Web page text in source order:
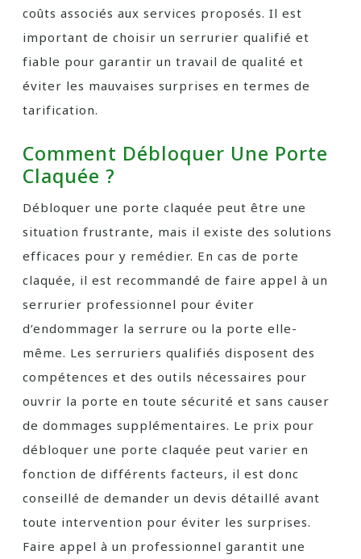
coûts associés aux services proposés. Il est
important de choisir un serrurier qualifié et
fiable pour garantir un travail de qualité et
éviter les mauvaises surprises en termes de
tarification.
Comment Débloquer Une Porte
Claquée ?
Débloquer une porte claquée peut être une
situation frustrante, mais il existe des solutions
efficaces pour y remédier. En cas de porte
claquée, il est recommandé de faire appel à un
serrurier professionnel pour éviter
d’endommager la serrure ou la porte elle-
même. Les serruriers qualifiés disposent des
compétences et des outils nécessaires pour
ouvrir la porte en toute sécurité et sans causer
de dommages supplémentaires. Le prix pour
débloquer une porte claquée peut varier en
fonction de différents facteurs, il est donc
conseillé de demander un devis détaillé avant
toute intervention pour éviter les surprises.
Faire appel à un professionnel garantit une